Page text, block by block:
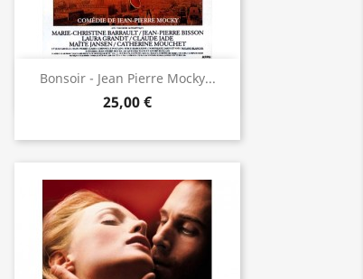
Bonsoir - Jean Pierre Mocky...
25,00 €
Aperçu rapide